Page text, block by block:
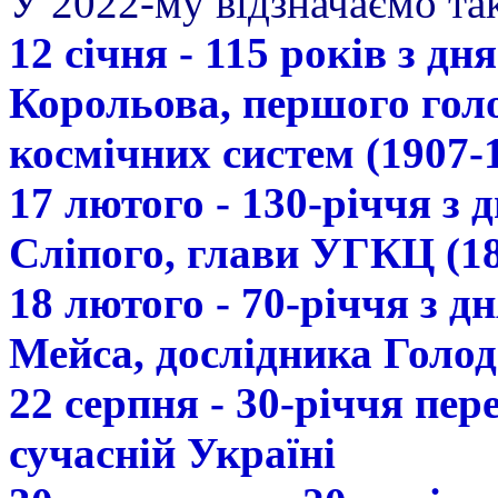
12 січня - 115 років з
Корольова, першого
космічних систем (1907-
17 лютого - 130-річчя з
Сліпого, глави УГКЦ
18 лютого - 70-річчя з
Мейса, дослідника
22 серпня - 30-річчя
сучасній Україні